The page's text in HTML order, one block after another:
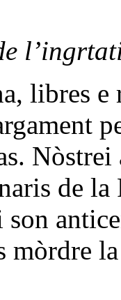
libres e
de la
mòrdre